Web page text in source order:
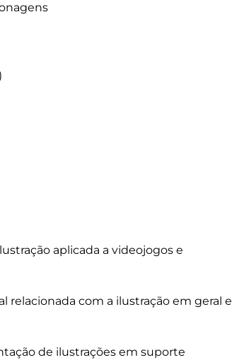
aplicada a videojogos e
relacionada com a ilustração em geral e
de ilustrações em suporte